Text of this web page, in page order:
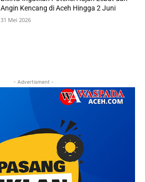
Angin Kencang di Aceh Hingga 2 Juni
31 Mei 2026
- Advertisment -